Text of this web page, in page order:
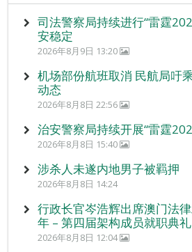
司法警察局持续进行“雷霆
安稳定
2026年8月9日 13:20
机场部份航班取消 民航局吁
动态
2026年8月8日 22:56
治安警察局持续开展“雷霆
2026年8月8日 15:40
涉杀人未遂内地男子被羁押
2026年8月8日 14:24
行政长官岑浩辉出席澳门法
年 – 第四届架构成员就职典礼
2026年8月8日 12:04